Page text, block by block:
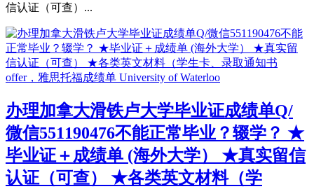
信认证（可查）...
办理加拿大滑铁卢大学毕业证成绩单Q/
微信551190476不能正常毕业？辍学？ ★
毕业证＋成绩单 (海外大学） ★真实留信
认证（可查） ★各类英文材料（学